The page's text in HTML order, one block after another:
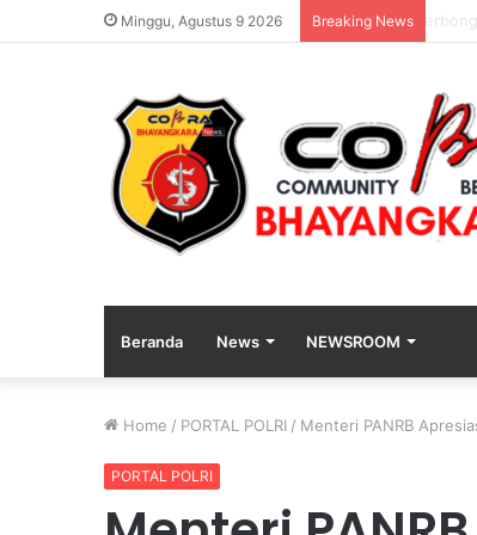
Minggu, Agustus 9 2026 Breaking News
Beranda News NEWSROOM
Home / PORTAL POLRI / Menteri PANRB
PORTAL POLRI